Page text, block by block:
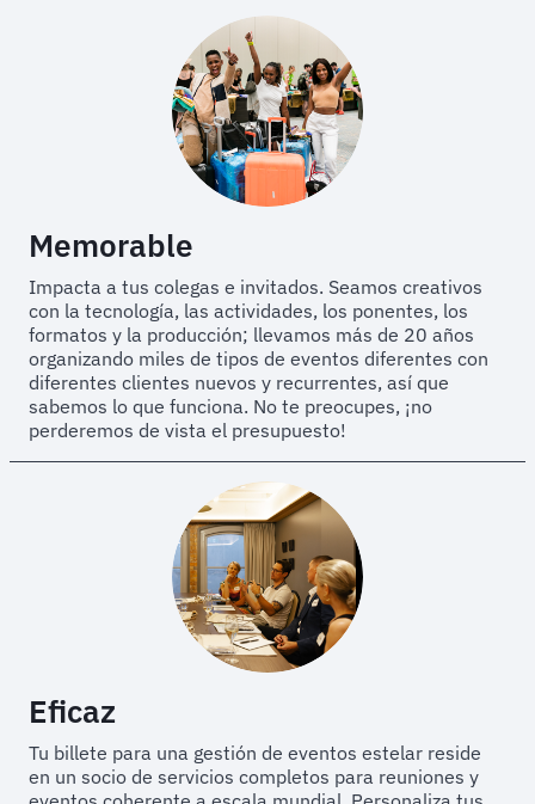
Memorable
Impacta a tus colegas e invitados. Seamos creativos
con la tecnología, las actividades, los ponentes, los
formatos y la producción; llevamos más de 20 años
organizando miles de tipos de eventos diferentes con
diferentes clientes nuevos y recurrentes, así que
sabemos lo que funciona. No te preocupes, ¡no
perderemos de vista el presupuesto!
Eficaz
Tu billete para una gestión de eventos estelar reside
en un socio de servicios completos para reuniones y